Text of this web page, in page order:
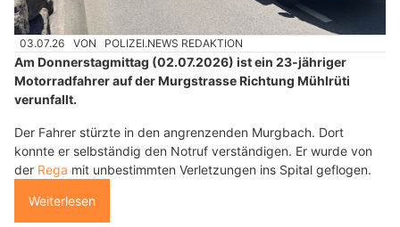
03.07.26 VON POLIZEI.NEWS REDAKTION
Am Donnerstagmittag (02.07.2026) ist ein 23-jähriger
Motorradfahrer auf der Murgstrasse Richtung Mühlrüti
verunfallt.
Der Fahrer stürzte in den angrenzenden Murgbach. Dort
konnte er selbständig den Notruf verständigen. Er wurde von
der Rega mit unbestimmten Verletzungen ins Spital geflogen.
Weiterlesen